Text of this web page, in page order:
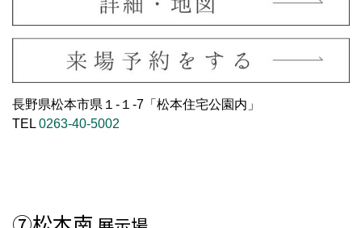
長野県松本市県１-１-7「松本住宅公園内」
TEL 0263-40-5002